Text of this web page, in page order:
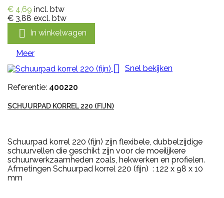
€ 4,69 incl. btw
€ 3,88 excl. btw
 In winkelwagen
Meer
 Snel bekijken
Referentie: 400220
SCHUURPAD KORREL 220 (FIJN)
Schuurpad korrel 220 (fijn) zijn flexibele, dubbelzijdige
schuurvellen die geschikt zijn voor de moeilijkere
schuurwerkzaamheden zoals, hekwerken en profielen.
Afmetingen Schuurpad korrel 220 (fijn) : 122 x 98 x 10
mm